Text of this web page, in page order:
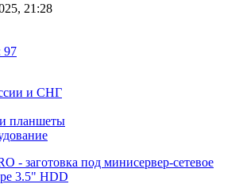
21:28
97
и СНГ
планшеты
- заготовка под минисервер-сетевое
3.5" HDD